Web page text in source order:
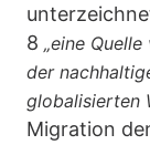
8 „eine
der
globalisierten
Migration